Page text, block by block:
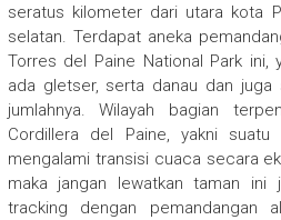
seratus kilometer dari utara kota
selatan. Terdapat aneka
Torres del Paine National Park ini,
ada gletser, serta danau dan juga
jumlahnya. Wilayah bagian
Cordillera del Paine, yakni
mengalami transisi cuaca secara
maka jangan lewatkan taman ini
tracking dengan pemandangan